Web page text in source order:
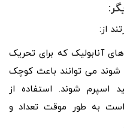
از:
آنابولیک که برای تحریک
می توانند باعث کوچک
شوند. استفاده از
است به طور موقت تعداد و